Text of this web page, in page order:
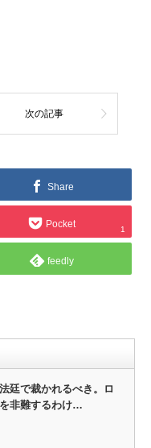
次の記事
Share
Pocket 1
feedly
廷で裁かれるべき。ロ
非難するわけ…